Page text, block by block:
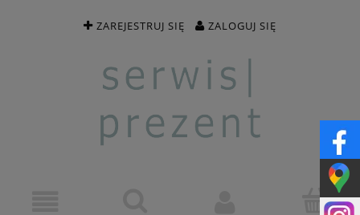
ZAREJESTRUJ SIĘ ZALOGUJ SIĘ